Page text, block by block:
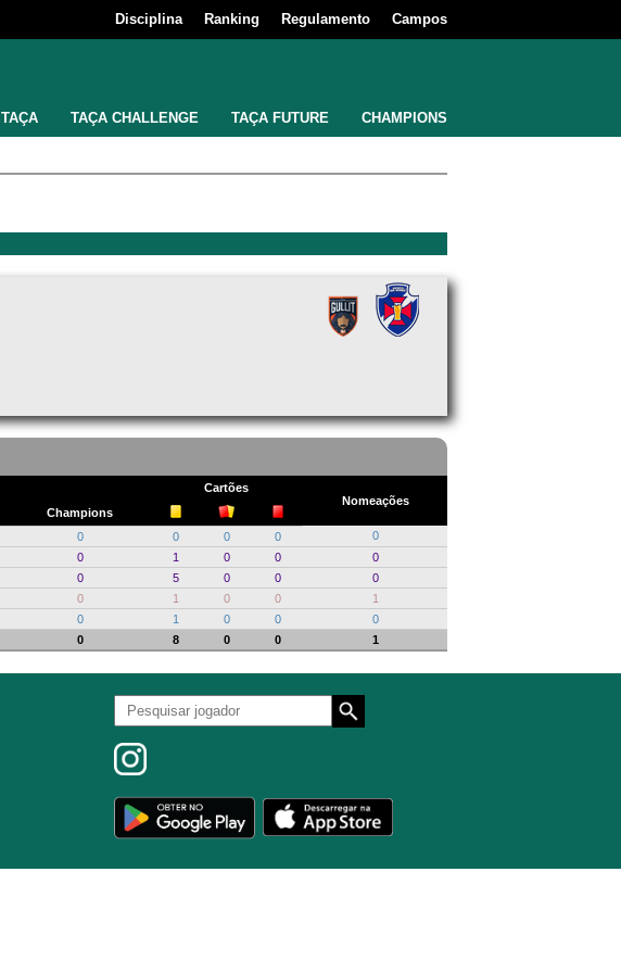
Disciplina Ranking Regulamento Campos
TAÇA TAÇA CHALLENGE TAÇA FUTURE CHAMPIONS
Cartões
Nomeações
Champions
0 0 0 0
0
0 1 0 0
0
0 5 0 0
0
0 1 0 0
1
0 1 0 0
0
0 8 0 0 1